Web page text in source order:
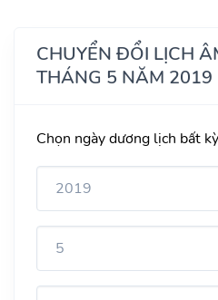
CHUYỂN ĐỔI LỊCH
THÁNG 5 NĂM 2019
Chọn ngày dương lịch bất kỳ